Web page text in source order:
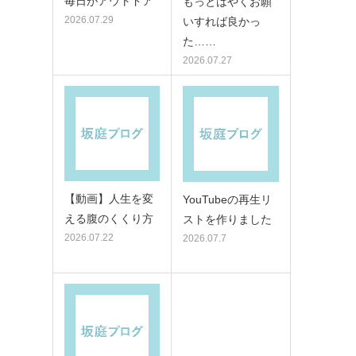
2026.07.29
いすれば良かっ
た……
2026.07.27
【動画】人生を変
える腹のくくり方
2026.07.22
YouTubeの再生リ
ストを作りました
2026.07.7